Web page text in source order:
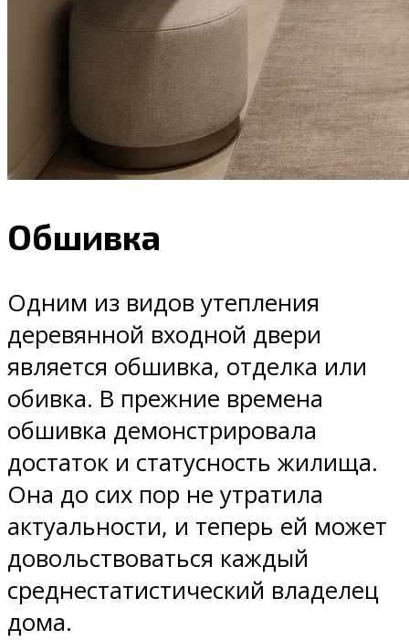
Обшивка
Одним из видов утепления
деревянной входной двери
является обшивка, отделка или
обивка. В прежние времена
обшивка демонстрировала
достаток и статусность жилища.
Она до сих пор не утратила
актуальности, и теперь ей может
довольствоваться каждый
среднестатистический владелец
дома.